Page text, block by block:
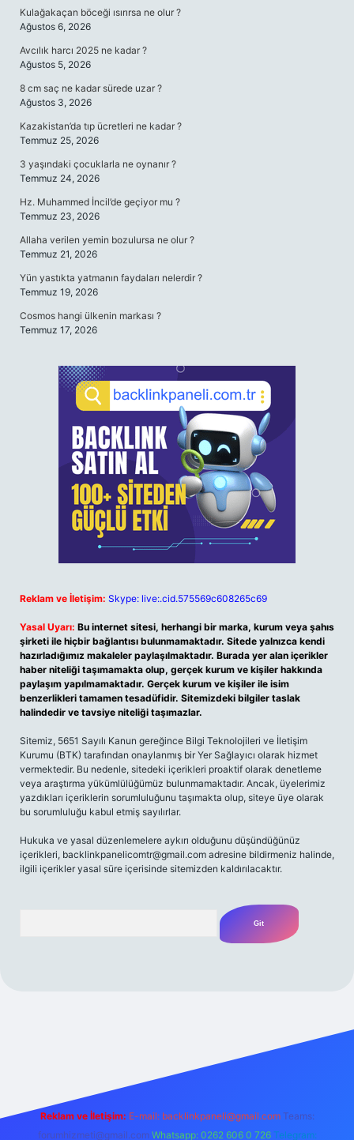
Kulağakaçan böceği ısırırsa ne olur ?
Ağustos 6, 2026
Avcılık harcı 2025 ne kadar ?
Ağustos 5, 2026
8 cm saç ne kadar sürede uzar ?
Ağustos 3, 2026
Kazakistan’da tıp ücretleri ne kadar ?
Temmuz 25, 2026
3 yaşındaki çocuklarla ne oynanır ?
Temmuz 24, 2026
Hz. Muhammed İncil’de geçiyor mu ?
Temmuz 23, 2026
Allaha verilen yemin bozulursa ne olur ?
Temmuz 21, 2026
Yün yastıkta yatmanın faydaları nelerdir ?
Temmuz 19, 2026
Cosmos hangi ülkenin markası ?
Temmuz 17, 2026
Reklam ve İletişim: Skype: live:.cid.575569c608265c69
Yasal Uyarı: Bu internet sitesi, herhangi bir marka, kurum veya şahıs
şirketi ile hiçbir bağlantısı bulunmamaktadır. Sitede yalnızca kendi
hazırladığımız makaleler paylaşılmaktadır. Burada yer alan içerikler
haber niteliği taşımamakta olup, gerçek kurum ve kişiler hakkında
paylaşım yapılmamaktadır. Gerçek kurum ve kişiler ile isim
benzerlikleri tamamen tesadüfidir. Sitemizdeki bilgiler taslak
halindedir ve tavsiye niteliği taşımazlar.
Sitemiz, 5651 Sayılı Kanun gereğince Bilgi Teknolojileri ve İletişim
Kurumu (BTK) tarafından onaylanmış bir Yer Sağlayıcı olarak hizmet
vermektedir. Bu nedenle, sitedeki içerikleri proaktif olarak denetleme
veya araştırma yükümlülüğümüz bulunmamaktadır. Ancak, üyelerimiz
yazdıkları içeriklerin sorumluluğunu taşımakta olup, siteye üye olarak
bu sorumluluğu kabul etmiş sayılırlar.
Hukuka ve yasal düzenlemelere aykırı olduğunu düşündüğünüz
içerikleri, backlinkpanelicomtr@gmail.com adresine bildirmeniz halinde,
ilgili içerikler yasal süre içerisinde sitemizden kaldırılacaktır.
Reklam ve İletişim: E-mail: backlinkpaneli@gmail.com Teams:
forumhizmeti@gmail.com Whatsapp: 0262 606 0 726 Telegram: